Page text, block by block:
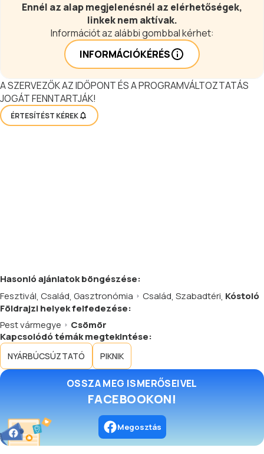
Ennél az alap megjelenésnél az elérhetőségek,
linkek nem aktívak.
Információt az alábbi gombbal kérhet:
INFORMÁCIÓKÉRÉS
A SZERVEZŐK AZ IDŐPONT ÉS A PROGRAMVÁLTOZTATÁS
JOGÁT FENNTARTJÁK!
ÉRTESÍTÉST KÉREK
Hasonlóajánlatokböngészése:
Fesztivál, Család, Gasztronómia Család, Szabadtéri, Kóstoló
Földrajzi helyek felfedezése:
Pest vármegye
Csömör
Kapcsolódó témák megtekintése:
NYÁRBÚCSÚZTATÓ PIKNIK
OSSZA MEG ISMERŐSEIVEL
FACEBOOKON!
Megosztás